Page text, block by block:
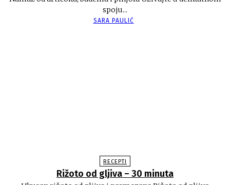
spoju...
SARA PAULIĆ
RECEPTI
Rižoto od gljiva – 30 minuta